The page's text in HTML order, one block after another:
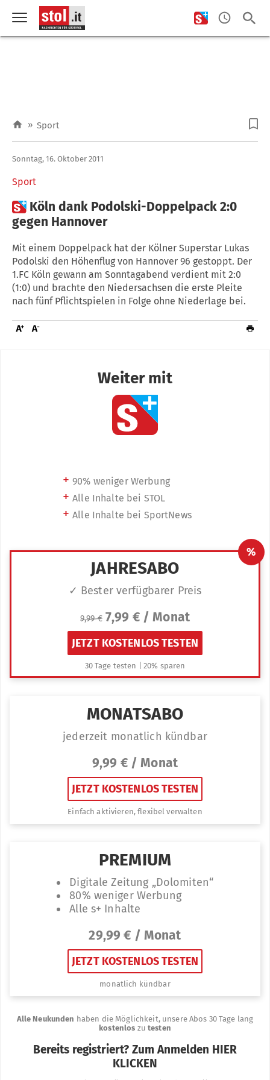
» Sport
Sport
Sonntag, 16. Oktober 2011
 Köln dank Podolski-Doppelpack 2:0
gegen Hannover
Mit einem Doppelpack hat der Kölner Superstar Lukas
Podolski den Höhenflug von Hannover 96 gestoppt. Der
1.FC Köln gewann am Sonntagabend verdient mit 2:0
(1:0) und brachte den Niedersachsen die erste Pleite
nach fünf Pflichtspielen in Folge ohne Niederlage bei.